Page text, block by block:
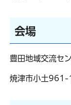
会場
豊田地域交流セ
焼津市小土961-1